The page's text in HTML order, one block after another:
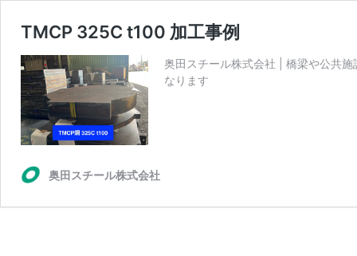
TMCP 325C t100 加工事例
奥田スチール株式会社 | 橋梁や公共
なります
奥田スチール株式会社